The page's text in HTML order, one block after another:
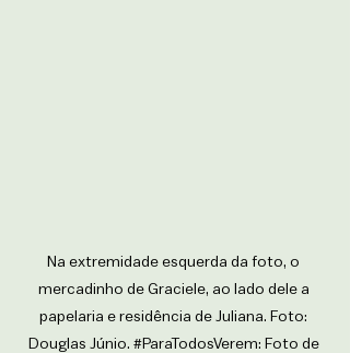
Na extremidade esquerda da foto, o
mercadinho de Graciele, ao lado dele a
papelaria e residência de Juliana. Foto:
Douglas Júnio. #ParaTodosVerem: Foto de